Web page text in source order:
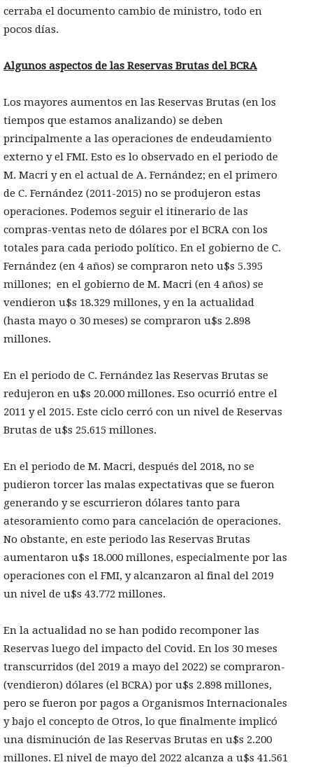
cerraba el documento cambio de ministro, todo en
pocos días.
Algunos aspectos de las Reservas Brutas del BCRA
Los mayores aumentos en las Reservas Brutas (en los
tiempos que estamos analizando) se deben
principalmente a las operaciones de endeudamiento
externo y el FMI. Esto es lo observado en el periodo de
M. Macri y en el actual de A. Fernández; en el primero
de C. Fernández (2011-2015) no se produjeron estas
operaciones. Podemos seguir el itinerario de las
compras-ventas neto de dólares por el BCRA con los
totales para cada periodo político. En el gobierno de C.
Fernández (en 4 años) se compraron neto u$s 5.395
millones; en el gobierno de M. Macri (en 4 años) se
vendieron u$s 18.329 millones, y en la actualidad
(hasta mayo o 30 meses) se compraron u$s 2.898
millones.
En el periodo de C. Fernández las Reservas Brutas se
redujeron en u$s 20.000 millones. Eso ocurrió entre el
2011 y el 2015. Este ciclo cerró con un nivel de Reservas
Brutas de u$s 25.615 millones.
En el periodo de M. Macri, después del 2018, no se
pudieron torcer las malas expectativas que se fueron
generando y se escurrieron dólares tanto para
atesoramiento como para cancelación de operaciones.
No obstante, en este periodo las Reservas Brutas
aumentaron u$s 18.000 millones, especialmente por las
operaciones con el FMI, y alcanzaron al final del 2019
un nivel de u$s 43.772 millones.
En la actualidad no se han podido recomponer las
Reservas luego del impacto del Covid. En los 30 meses
transcurridos (del 2019 a mayo del 2022) se compraron-
(vendieron) dólares (el BCRA) por u$s 2.898 millones,
pero se fueron por pagos a Organismos Internacionales
y bajo el concepto de Otros, lo que finalmente implicó
una disminución de las Reservas Brutas en u$s 2.200
millones. El nivel de mayo del 2022 alcanza a u$s 41.561